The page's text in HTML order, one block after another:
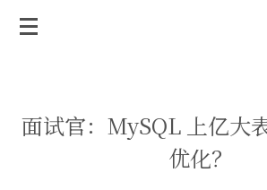
面试官：MySQL 上亿大
优化？